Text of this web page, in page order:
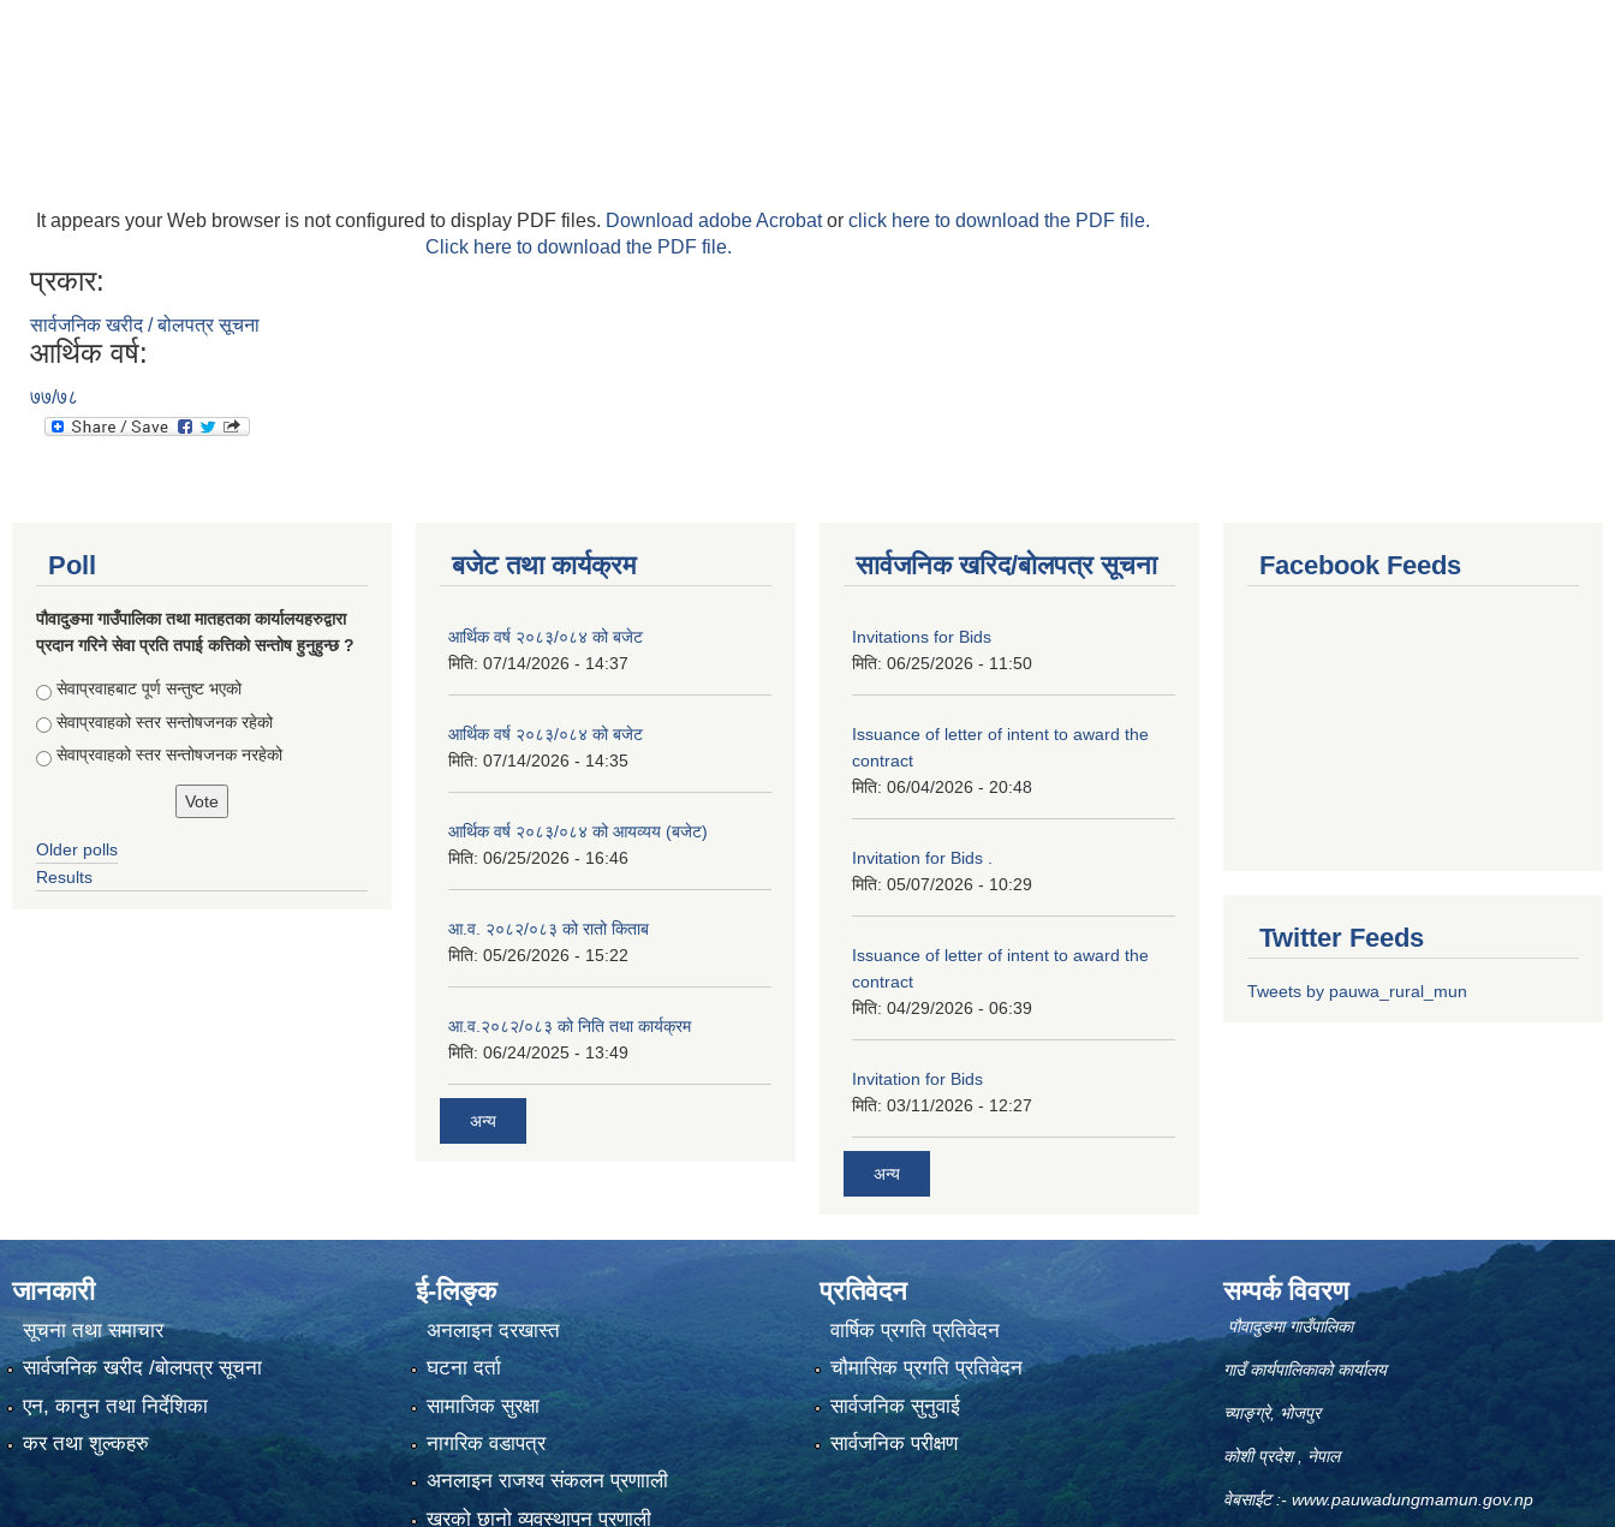
It appears your Web browser is not configured to display PDF files. Download adobe Acrobator click here to download the PDF file.
Click here to download the PDF file.
प्रकार:
सार्वजनिक खरीद / बोलपत्र सूचना
आर्थिक वर्ष:
७७/७८
Poll
पौवादुङमा गाउँपालिका तथा मातहतका कार्यालयहरुद्वारा
प्रदान गरिने सेवा प्रति तपाई कत्तिको सन्तोष हुनुहुन्छ ?
Choices
सेवाप्रवाहबाट पूर्ण सन्तुष्ट भएको
सेवाप्रवाहको स्तर सन्तोषजनक रहेको
सेवाप्रवाहको स्तर सन्तोषजनक नरहेको
Older polls
Results
बजेट तथा कार्यक्रम
आर्थिक वर्ष २०८३/०८४ को बजेट
मिति: 07/14/2026 - 14:37
आर्थिक वर्ष २०८३/०८४ को बजेट
मिति: 07/14/2026 - 14:35
आर्थिक वर्ष २०८३/०८४ को आयव्यय (बजेट)
मिति: 06/25/2026 - 16:46
आ.व. २०८२/०८३ को रातो किताब
मिति: 05/26/2026 - 15:22
आ.व.२०८२/०८३ को निति तथा कार्यक्रम
मिति: 06/24/2025 - 13:49
अन्य
सार्वजनिक खरिद/बोलपत्र सूचना
Invitations for Bids
मिति: 06/25/2026 - 11:50
Issuance of letter of intent to award the
contract
मिति: 06/04/2026 - 20:48
Invitation for Bids .
मिति: 05/07/2026 - 10:29
Issuance of letter of intent to award the
contract
मिति: 04/29/2026 - 06:39
Invitation for Bids
मिति: 03/11/2026 - 12:27
अन्य
Facebook Feeds
Twitter Feeds
Tweets by pauwa_rural_mun
जानकारी
सूचना तथा समाचार
सार्वजनिक खरीद /बोलपत्र सूचना
एन, कानुन तथा निर्देशिका
कर तथा शुल्कहरु
ई-लिङ्क
अनलाइन दरखास्त
घटना दर्ता
सामाजिक सुरक्षा
नागरिक वडापत्र
अनलाइन राजश्व संकलन प्रणााली
खरको छानो व्यवस्थापन प्रणाली
प्रतिवेदन
वार्षिक प्रगति प्रतिवेदन
चौमासिक प्रगति प्रतिवेदन
सार्वजनिक सुनुवाई
सार्वजनिक परीक्षण
सम्पर्क विवरण
पौवादुङमा गाउँपालिका
गाउँ कार्यपालिकाको कार्यालय
च्याङ्ग्रे, भोजपुर
कोशी प्रदेश , नेपाल
वेबसाईट :- www.pauwadungmamun.gov.np